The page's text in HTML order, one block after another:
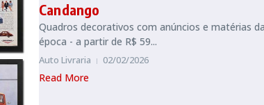
Candango
Quadros decorativos com anúncios e matérias
época - a partir de R$ 59...
Auto Livraria 02/02/2026
Read More